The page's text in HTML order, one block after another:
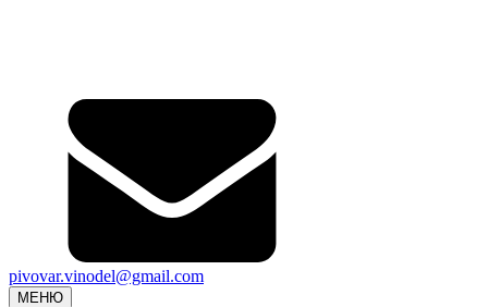
pivovar.vinodel@gmail.com
МЕНЮ